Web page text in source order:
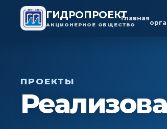
ГИДРОПРОЕКТ
АКЦИОНЕРНОЕ ОБЩЕСТВО
Главная
ПРОЕКТЫ